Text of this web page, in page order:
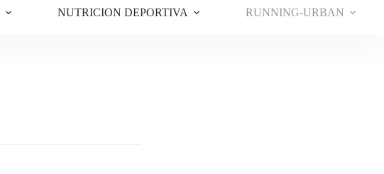
NUTRICION DEPORTIVA RUNNING-URBAN